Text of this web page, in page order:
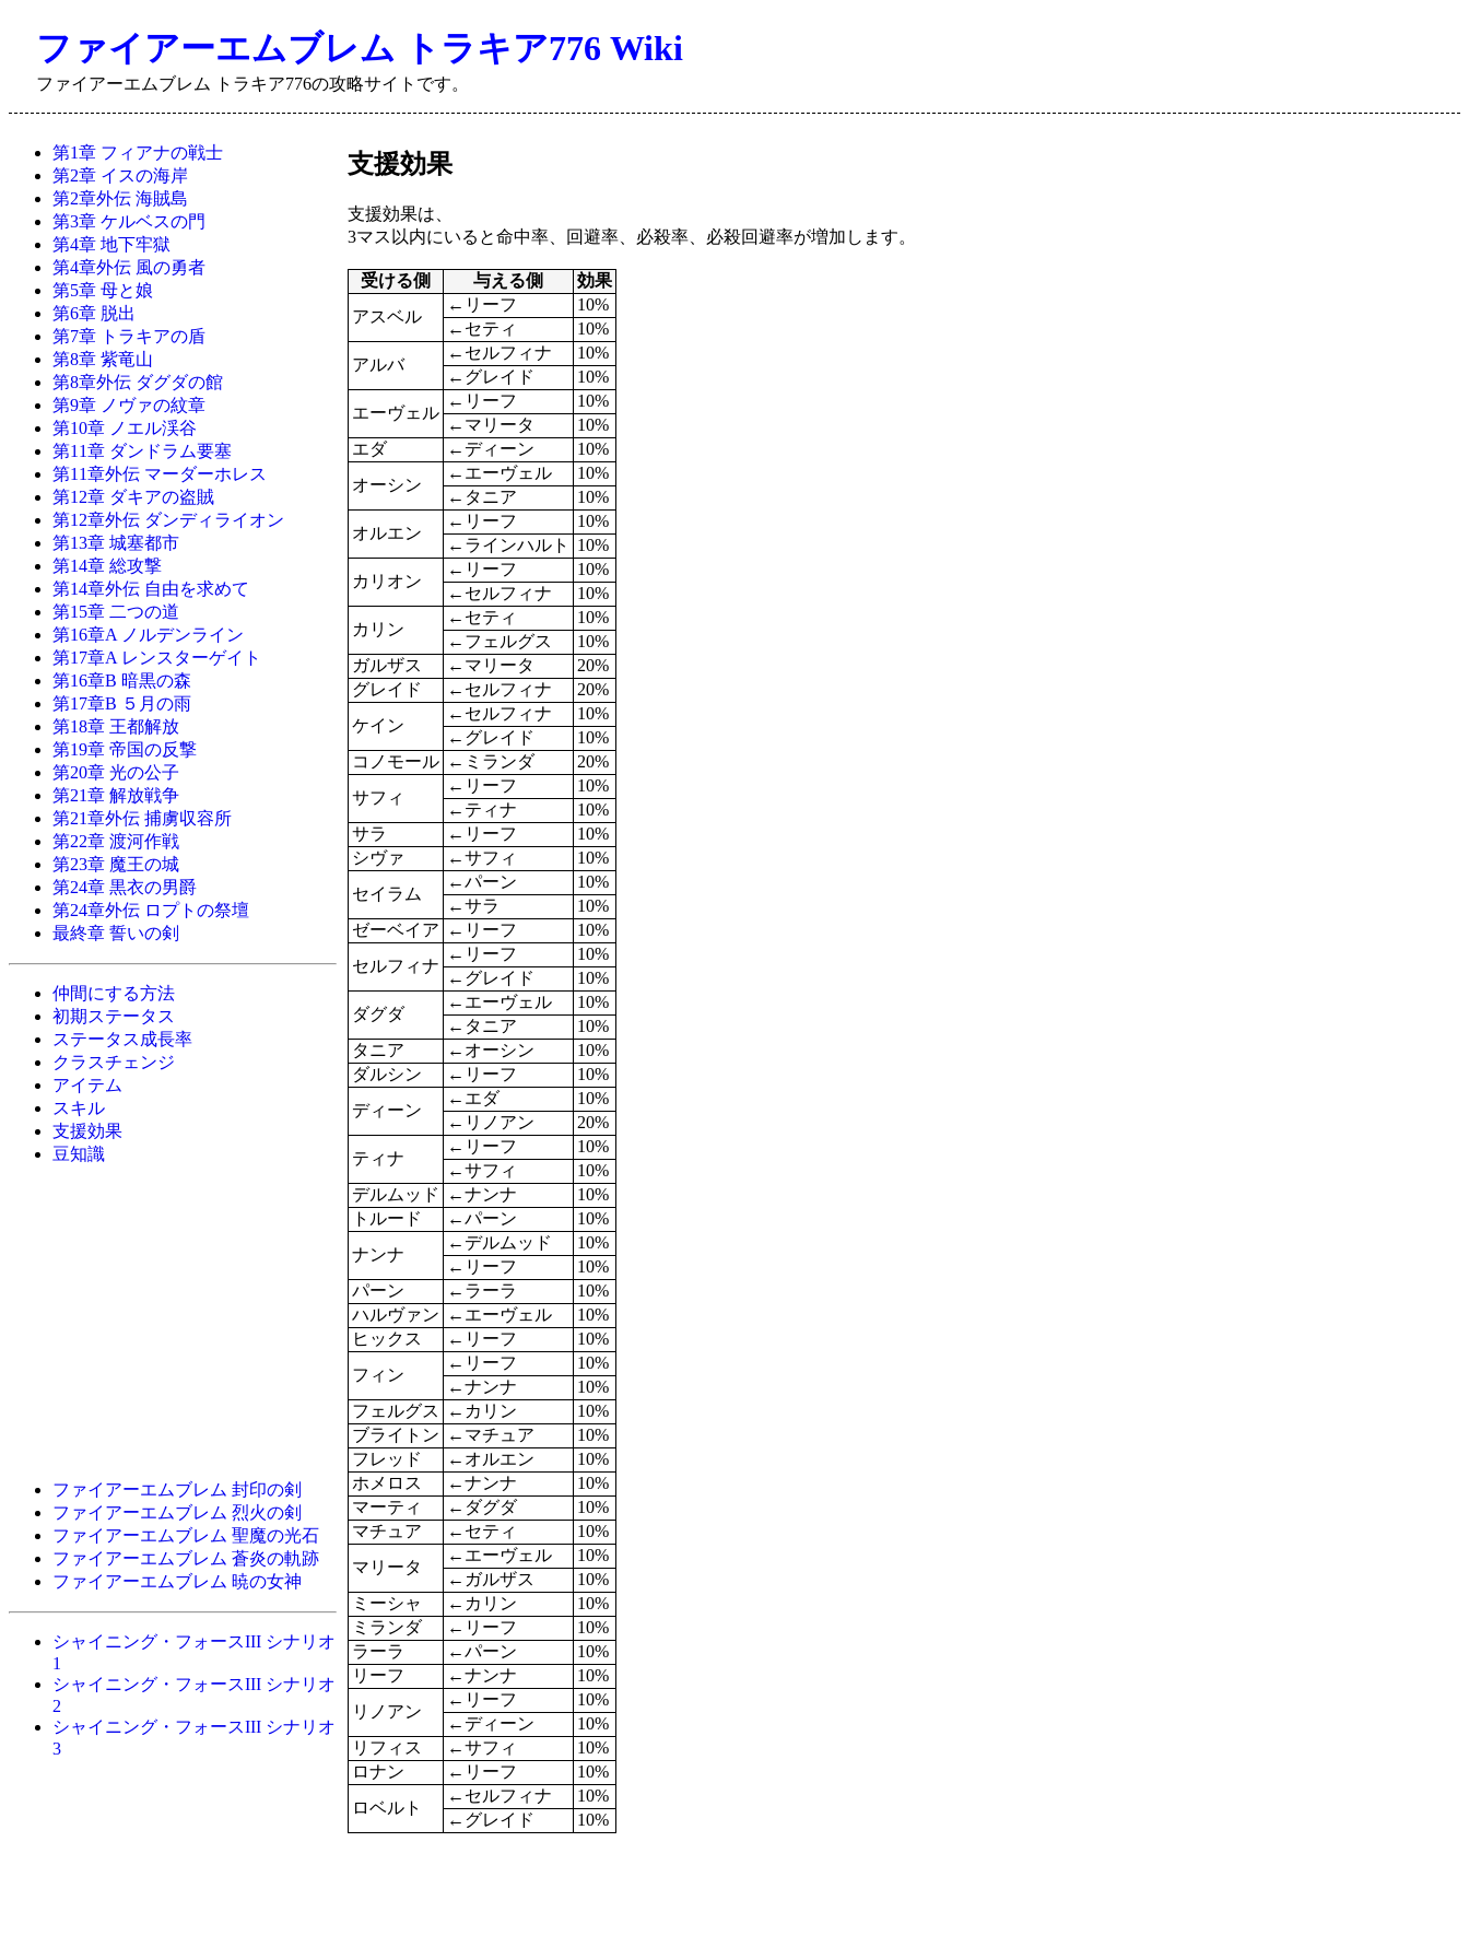
ファイアーエムブレム トラキア776 Wiki
ファイアーエムブレム トラキア776の攻略サイトです。
第1章 フィアナの戦士
第2章 イスの海岸
第2章外伝 海賊島
第3章 ケルベスの門
第4章 地下牢獄
第4章外伝 風の勇者
第5章 母と娘
第6章 脱出
第7章 トラキアの盾
第8章 紫竜山
第8章外伝 ダグダの館
第9章 ノヴァの紋章
第10章 ノエル渓谷
第11章 ダンドラム要塞
第11章外伝 マーダーホレス
第12章 ダキアの盗賊
第12章外伝 ダンディライオン
第13章 城塞都市
第14章 総攻撃
第14章外伝 自由を求めて
第15章 二つの道
第16章A ノルデンライン
第17章A レンスターゲイト
第16章B 暗黒の森
第17章B ５月の雨
第18章 王都解放
第19章 帝国の反撃
第20章 光の公子
第21章 解放戦争
第21章外伝 捕虜収容所
第22章 渡河作戦
第23章 魔王の城
第24章 黒衣の男爵
第24章外伝 ロプトの祭壇
最終章 誓いの剣
仲間にする方法
初期ステータス
ステータス成長率
クラスチェンジ
アイテム
スキル
支援効果
豆知識
ファイアーエムブレム 封印の剣
ファイアーエムブレム 烈火の剣
ファイアーエムブレム 聖魔の光石
ファイアーエムブレム 蒼炎の軌跡
ファイアーエムブレム 暁の女神
シャイニング・フォースIII シナリオ
1
シャイニング・フォースIII シナリオ
2
シャイニング・フォースIII シナリオ
3
支援効果
支援効果は、
3マス以内にいると命中率、回避率、必殺率、必殺回避率が増加します。
受ける側 与える側
効果
アスベル
←リーフ
10%
←セティ
10%
アルバ
←セルフィナ
10%
←グレイド
10%
エーヴェル
←リーフ
10%
←マリータ
10%
エダ
←ディーン
10%
オーシン
←エーヴェル
10%
←タニア
10%
オルエン
←リーフ
10%
←ラインハルト
10%
カリオン
←リーフ
10%
←セルフィナ
10%
カリン
←セティ
10%
←フェルグス
10%
ガルザス
←マリータ
20%
グレイド
←セルフィナ
20%
ケイン
←セルフィナ
10%
←グレイド
10%
コノモール ←ミランダ
20%
サフィ
←リーフ
10%
←ティナ
10%
サラ
←リーフ
10%
シヴァ
←サフィ
10%
セイラム
←パーン
10%
←サラ
10%
ゼーベイア
←リーフ
10%
セルフィナ
←リーフ
10%
←グレイド
10%
ダグダ
←エーヴェル
10%
←タニア
10%
タニア
←オーシン
10%
ダルシン
←リーフ
10%
ディーン
←エダ
10%
←リノアン
20%
ティナ
←リーフ
10%
←サフィ
10%
デルムッド
←ナンナ
10%
トルード
←パーン
10%
ナンナ
←デルムッド
10%
←リーフ
10%
パーン
←ラーラ
10%
ハルヴァン
←エーヴェル
10%
ヒックス
←リーフ
10%
フィン
←リーフ
10%
←ナンナ
10%
フェルグス
←カリン
10%
ブライトン
←マチュア
10%
フレッド
←オルエン
10%
ホメロス
←ナンナ
10%
マーティ
←ダグダ
10%
マチュア
←セティ
10%
マリータ
←エーヴェル
10%
←ガルザス
10%
ミーシャ
←カリン
10%
ミランダ
←リーフ
10%
ラーラ
←パーン
10%
リーフ
←ナンナ
10%
リノアン
←リーフ
10%
←ディーン
10%
リフィス
←サフィ
10%
ロナン
←リーフ
10%
ロベルト
←セルフィナ
10%
←グレイド
10%